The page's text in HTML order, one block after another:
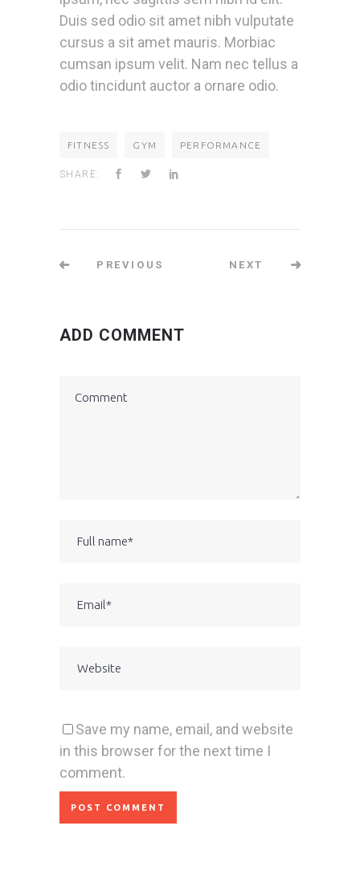
Duis sed odio sit amet nibh vulputate
cursus a sit amet mauris. Morbiac
cumsan ipsum velit. Nam nec tellus a
odio tincidunt auctor a ornare odio.
FITNESS GYM PERFORMANCE
SHARE:
PREVIOUS NEXT
ADD COMMENT
Save my name, email, and website
in this browser for the next time I
comment.